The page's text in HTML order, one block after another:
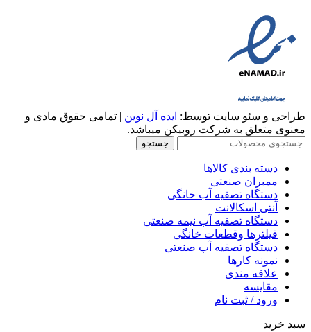
طراحی و سئو سایت توسط: ایده آل نوین | تمامی حقوق مادی و
معنوی متعلق به شرکت روبیکن میباشد.
جستجو
دسته بندی کالاها
ممبران صنعتی
دستگاه تصفیه آب خانگی
آنتی اسکالانت
دستگاه تصفیه آب نیمه صنعتی
فیلترها وقطعات خانگی
دستگاه تصفیه آب صنعتی
نمونه کارها
علاقه مندی
مقایسه
ورود / ثبت نام
سبد خرید